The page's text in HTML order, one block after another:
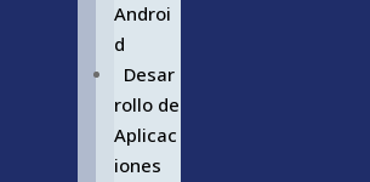
Androi
d
Desar
rollo de
Aplicac
iones